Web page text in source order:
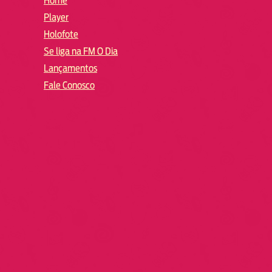
Player
Holofote
Se liga na FM O Dia
Lançamentos
Fale Conosco